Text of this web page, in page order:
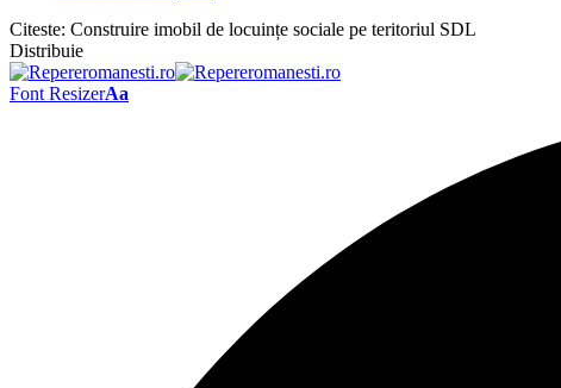
Citeste: Construire imobil de locuințe sociale pe teritoriul SDL
Distribuie
Font ResizerAa